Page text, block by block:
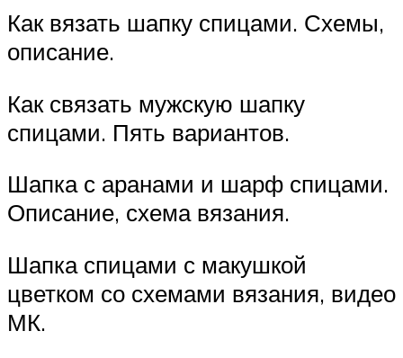
Как вязать шапку спицами. Схемы,
описание.
Как связать мужскую шапку
спицами. Пять вариантов.
Шапка с аранами и шарф спицами.
Описание, схема вязания.
Шапка спицами с макушкой
цветком со схемами вязания, видео
МК.